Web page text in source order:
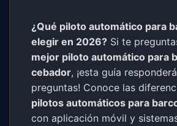
¿Qué piloto automático para
elegir en 2026? Si te
mejor piloto automático para
cebador, ¡esta guía
preguntas! Conoce las
pilotos automáticos para
con aplicación móvil y